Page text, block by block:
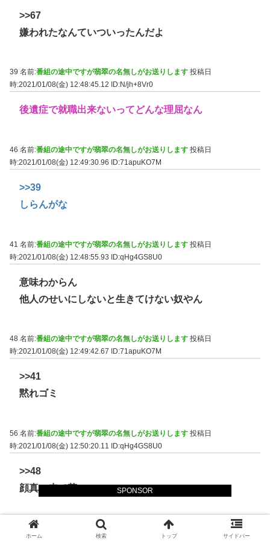
SPONSOR
>>67
嫌われたなんていついったんだよ
39 名前:番組の途中ですが翡翠の名無しがお送りします 投稿日
時:2021/01/08(金) 12:48:45.12
ID:N/jh+8Vr0
後遺症で就職出来ないってどんな理屈なん
46 名前:番組の途中ですが翡翠の名無しがお送りします 投稿日
時:2021/01/08(金) 12:49:30.96
ID:71apuKO7M
>>39
しらんがな
41 名前:番組の途中ですが翡翠の名無しがお送りします 投稿日
時:2021/01/08(金) 12:48:55.93 ID:qHg4GS8U0
意味わからん
他人のせいにしないと生きてけない奴やん
48 名前:番組の途中ですが翡翠の名無しがお送りします 投稿日
時:2021/01/08(金) 12:49:42.67
ID:71apuKO7M
>>41
黙れゴミ
56 名前:番組の途中ですが翡翠の名無しがお送りします 投稿日
時:2021/01/08(金) 12:50:20.11 ID:qHg4GS8U0
>>48
顔真っ赤で草
63 名前:番組の途中ですが翡翠の名無しがお送りします
時:2021/01/08(金) 12:51:04.24
ホーム 検索 トップ サイドバー